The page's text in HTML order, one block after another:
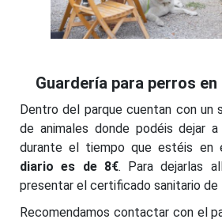
Guardería para perros
Dentro del parque cuentan con un
de animales donde podéis dejar
durante el tiempo que estéis en
diario es de 8€. Para dejarlas
presentar el certificado sanitario de
Recomendamos contactar con el